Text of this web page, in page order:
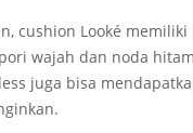
cushion Looké memiliki
wajah dan noda
juga bisa